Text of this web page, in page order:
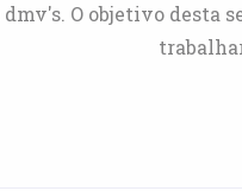
O objetivo desta